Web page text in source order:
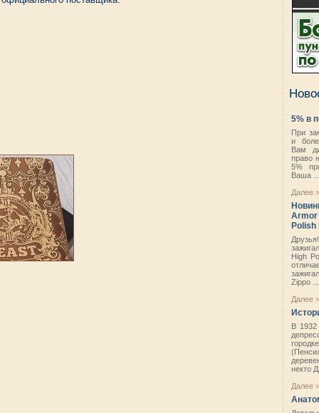
5% в
При
и
Вам
право
5%
Ваша ...
Далее
Armor
Polish
High
Zippo ...
Далее
В 1932
некто
Далее